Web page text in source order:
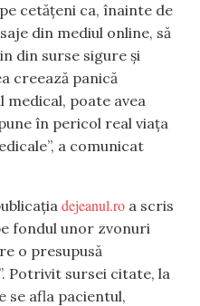
cetățeni ca, înainte de
din mediul online, să
din surse sigure și
creează panică
medical, poate avea
în pericol real viața
a comunicat
dejeanul.ro a scris
fondul unor zvonuri
o presupusă
Potrivit sursei citate, la
se afla pacientul,